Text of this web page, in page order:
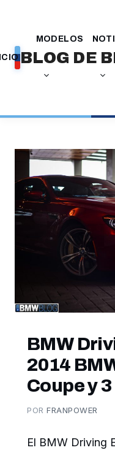
contenido
BLOG DE
MODELOS
BMW
2014
Coupe y 3
PORFRANPOWER
El BMW Driving